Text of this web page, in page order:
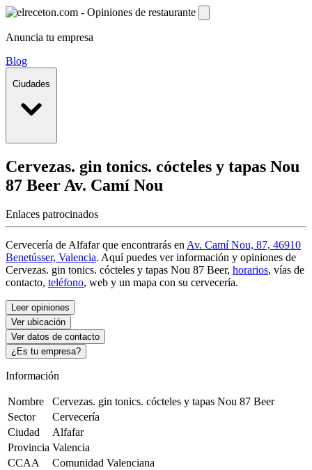
Anuncia tu empresa
Blog
Ciudades
Cervezas. gin tonics. cócteles y tapas Nou
87 Beer Av. Camí Nou
Enlaces patrocinados
Cervecería de Alfafar que encontrarás enAv. Camí Nou, 87, 46910
Benetússer, Valencia. Aquí puedes ver información y opiniones de
Cervezas. gin tonics. cócteles y tapas Nou 87 Beer, horarios, vías de
contacto, teléfono, web y un mapa con su cervecería.
Leer opiniones
Ver ubicación
Ver datos de contacto
¿Es tu empresa?
Información
Nombre
Cervezas. gin tonics. cócteles y tapas Nou 87 Beer
Sector
Cervecería
Ciudad
Alfafar
Provincia Valencia
CCAA
Comunidad Valenciana